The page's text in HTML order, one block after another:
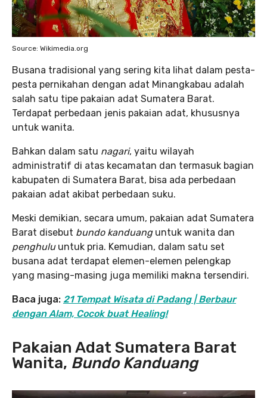
Source: Wikimedia.org
Busana tradisional yang sering kita lihat dalam pesta-
pesta pernikahan dengan adat Minangkabau adalah
salah satu tipe pakaian adat Sumatera Barat.
Terdapat perbedaan jenis pakaian adat, khususnya
untuk wanita.
Bahkan dalam satu nagari, yaitu wilayah
administratif di atas kecamatan dan termasuk bagian
kabupaten di Sumatera Barat, bisa ada perbedaan
pakaian adat akibat perbedaan suku.
Meski demikian, secara umum, pakaian adat Sumatera
Barat disebut bundo kanduanguntuk wanita dan
penghuluuntuk pria. Kemudian, dalam satu set
busana adat terdapat elemen-elemen pelengkap
yang masing-masing juga memiliki makna tersendiri.
Baca juga: 21 Tempat Wisata di Padang | Berbaur
dengan Alam, Cocok buat Healing!
Pakaian Adat Sumatera Barat
Wanita, Bundo Kanduang